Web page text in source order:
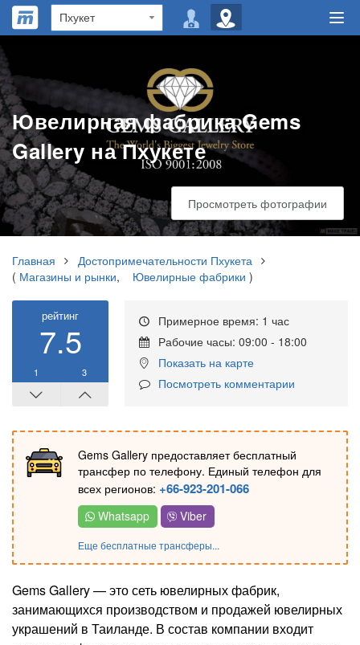
Ювелирная фабрика Gems
Gallery на Пхукете
Просмотреть фотографии
Главная
Достопримечательности Пхукета
( Магазины и рынки, Ювелирные фабрики )
рейтинг
7.5
1 3
Примерное время: 1 час
Рабочие часы: 09:00 - 18:00
Показать на карте
Посмотреть комментарии
Gems Gallery предоставляет бесплатный
трансфер по телефону. Единый телефон для
всех регионов: +66-923-201-066
Whatsapp Viber
Еще бесплатные трансферы...
Gems Gallery — это сеть ювелирных фабрик,
занимающихся производством и продажей ювелирных
украшений в Таиланде. В состав компании входит